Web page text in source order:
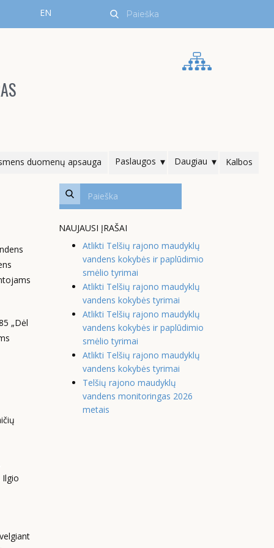
EN
duomenų apsauga Paslaugos Daugiau Kalbos
„Dėl
NAUJAUSI ĮRAŠAI
Atlikti Telšių rajono maudyklų
vandens kokybės ir paplūdimio
smėlio tyrimai
Atlikti Telšių rajono maudyklų
vandens kokybės tyrimai
Atlikti Telšių rajono maudyklų
vandens kokybės ir paplūdimio
smėlio tyrimai
Atlikti Telšių rajono maudyklų
vandens kokybės tyrimai
Telšių rajono maudyklų
vandens monitoringas 2026
metais